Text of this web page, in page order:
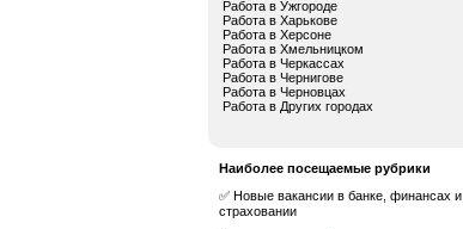
Работа в Ужгороде
Работа в Харькове
Работа в Херсоне
Работа в Хмельницком
Работа в Черкассах
Работа в Чернигове
Работа в Черновцах
Работа в Других городах
Наиболее посещаемые рубрики
✅ Новые вакансии в банке, финансах и
страховании